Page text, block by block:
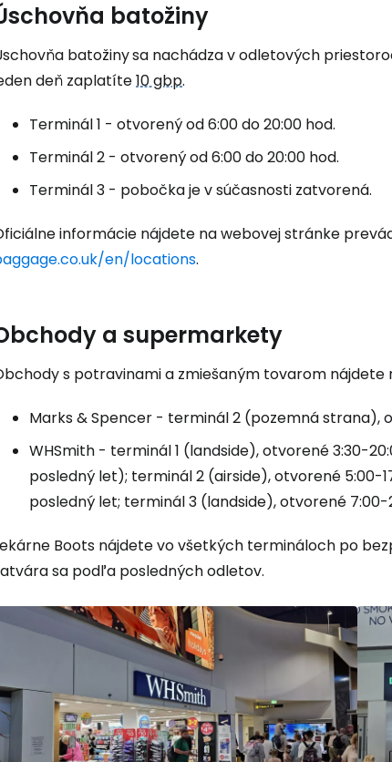
batožiny
batožinysa nachádza v odletových
deň zaplatíte10 gbp.
Terminál 1 - otvorený od 6:00 do 20:00 hod.
Terminál 2 - otvorený od 6:00 do 20:00 hod.
Terminál 3 - pobočka je v súčasnosti zatvorená.
informácie nájdete na webovej stránke
en/locations.
a supermarkety
s potravinami a zmiešaným tovarom nájdete
Marks & Spencer - terminál 2 (pozemná strana),
WHSmith - terminál 1 (landside), otvorené 3:30-
posledný let); terminál 2 (airside), otvorené 5:00-
posledný let; terminál 3 (landside), otvorené 7:00-
Boots nájdete vo všetkých termináloch po
sa podľa posledných odletov.
Prihláste
Cestee
... celosvetovej komunity